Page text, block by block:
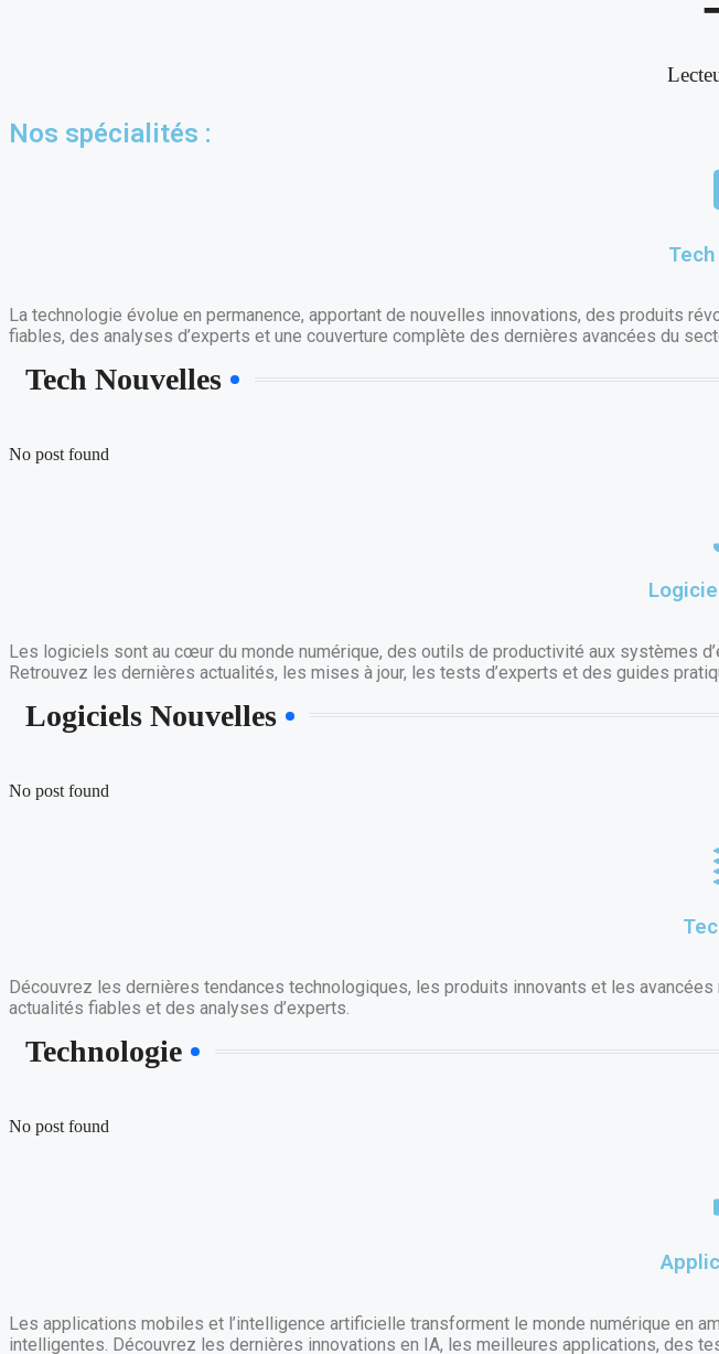
Nos spécialités :
La technologie évolue en permanence, apportant de nouvelles innovations, des produits
fiables, des analyses d’experts et une couverture complète des dernières avancées du
Tech Nouvelles
No post found
Les logiciels sont au cœur du monde numérique, des outils de productivité aux systèmes
Retrouvez les dernières actualités, les mises à jour, les tests d’experts et des guides
Logiciels Nouvelles
No post found
Découvrez les dernières tendances technologiques, les produits innovants et les
actualités fiables et des analyses d’experts.
Technologie
No post found
Les applications mobiles et l’intelligence artificielle transforment le monde numérique en
intelligentes. Découvrez les dernières innovations en IA, les meilleures applications, des